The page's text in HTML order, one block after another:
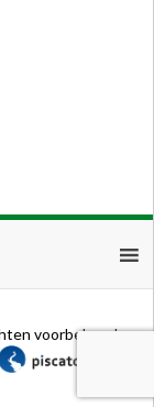
voorbehouden.